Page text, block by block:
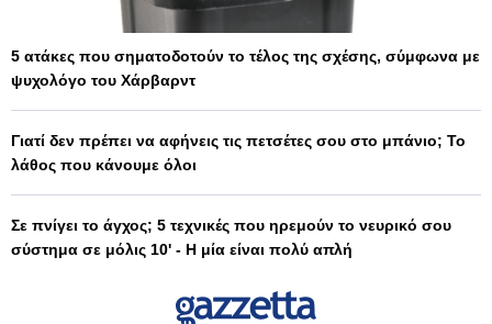
5 ατάκες που σηματοδοτούν το τέλος της σχέσης, σύμφωνα με
ψυχολόγο του Χάρβαρντ
Γιατί δεν πρέπει να αφήνεις τις πετσέτες σου στο μπάνιο; Το
λάθος που κάνουμε όλοι
Σε πνίγει το άγχος; 5 τεχνικές που ηρεμούν το νευρικό σου
σύστημα σε μόλις 10' - Η μία είναι πολύ απλή